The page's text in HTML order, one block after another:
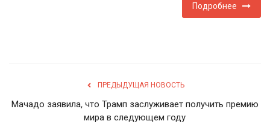
Подробнее
ПРЕДЫДУЩАЯ НОВОСТЬ
Мачадо заявила, что Трамп заслуживает получить премию
мира в следующем году